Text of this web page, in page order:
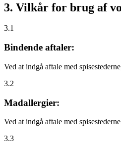
3. Vilkår for brug af
3.1
Bindende aftaler:
Ved at indgå aftale med
3.2
Madallergier:
Ved at indgå aftale med
3.3